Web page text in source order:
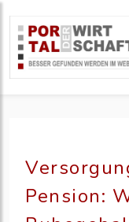
Pension: